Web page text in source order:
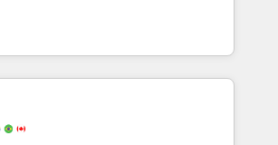
sustainable growth With 6 key
and experience across
with clients just like you Let’s
S2 is the partner you’ve been
of HubSpot. The fastest-
& facilitator, MakeWebBetter,
blend of HubSpot expertise &
integrations. Trust us to
10+ years of HubSpot experience